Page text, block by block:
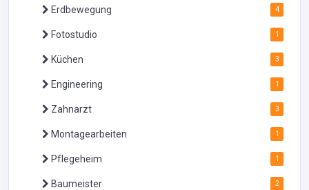
Erdbewegung 4
Fotostudio 1
Küchen 3
Engineering 1
Zahnarzt 3
Montagearbeiten 1
Pflegeheim 1
Baumeister 2